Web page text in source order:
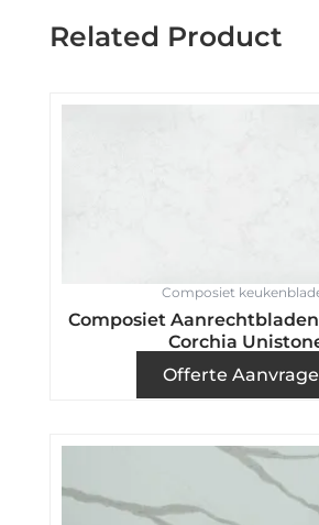
Related Product
Composiet
Composiet
Corchia
Offerte